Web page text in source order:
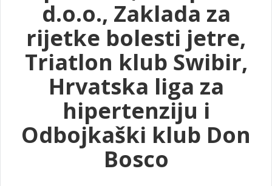
d.o.o., Zaklada za
rijetke bolesti jetre,
Triatlon klub Swibir,
Hrvatska liga za
hipertenziju i
Odbojkaški klub Don
Bosco